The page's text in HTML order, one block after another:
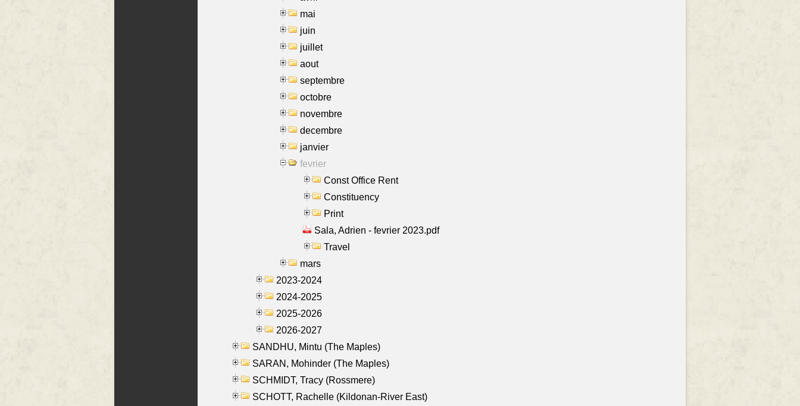
mai
juin
juillet
aout
septembre
octobre
novembre
decembre
janvier
fevrier
Const Office Rent
Constituency
Print
Sala, Adrien - fevrier 2023.pdf
Travel
mars
2023-2024
2024-2025
2025-2026
2026-2027
SANDHU, Mintu (The Maples)
SARAN, Mohinder (The Maples)
SCHMIDT, Tracy (Rossmere)
SCHOTT, Rachelle (Kildonan-River East)